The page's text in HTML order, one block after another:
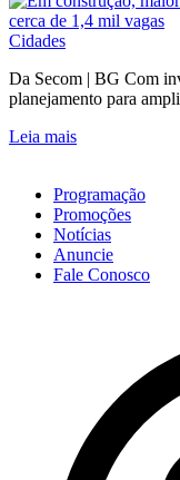
Cidades
Da Secom | BG Com
planejamento para
Leia mais
Programação
Promoções
Notícias
Anuncie
Fale Conosco